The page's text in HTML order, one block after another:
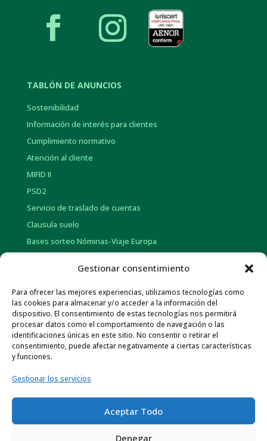
Gestionar consentimiento
Para ofrecer las mejores experiencias, utilizamos tecnologías como
las cookies para almacenar y/o acceder a la información del
dispositivo. El consentimiento de estas tecnologías nos permitirá
procesar datos como el comportamiento de navegación o las
identificaciones únicas en este sitio. No consentir o retirar el
consentimiento, puede afectar negativamente a ciertas características
y funciones.
Gestionar los servicios
Aceptar Todo
Denegar
TABLÓN DE ANUNCIOS
Sostenibilidad
Información de interés para clientes
Cumplimiento normativo
Atención al cliente
MIFID II
PSD2
Servicio de traslado de cuentas
Clausula suelo
Bases sorteo Nóminas-Viaje Europa
INFORMACIÓN CORPORATIVA
Historia
Información social
Memorias Anuales
Otra información económica
Normativa de Interés